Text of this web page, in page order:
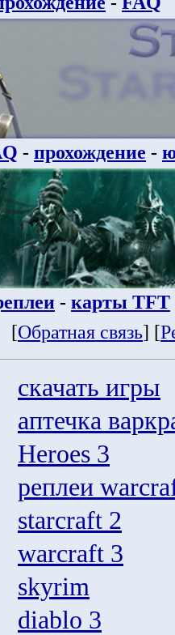
- прохождение -
- карты TFT
[Обратная связь] [
скачать игры
аптечка
Heroes 3
реплеи
starcraft 2
warcraft 3
skyrim
diablo 3